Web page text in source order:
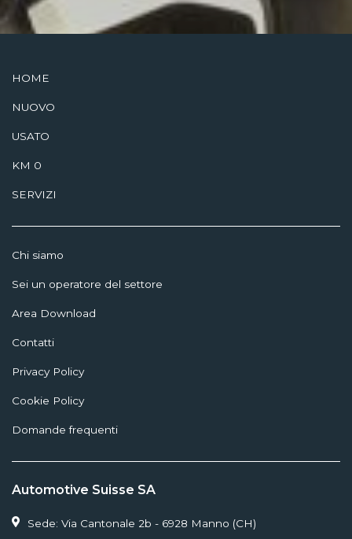
HOME
NUOVO
USATO
KM 0
SERVIZI
Chi siamo
Sei un operatore del settore
Area Download
Contatti
Privacy Policy
Cookie Policy
Domande frequenti
Automotive Suisse SA
Sede: Via Cantonale 2b - 6928 Manno (CH)